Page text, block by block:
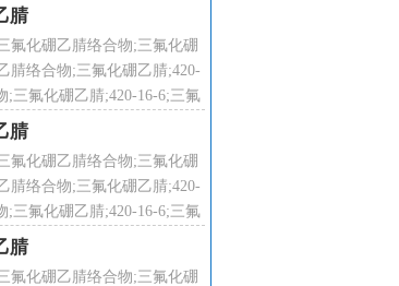
腈
氟化硼乙腈络合物;三氟化硼
腈络合物;三氟化硼乙腈;420-
;三氟化硼乙腈;420-16-6;三氟
腈
氟化硼乙腈络合物;三氟化硼
腈络合物;三氟化硼乙腈;420-
;三氟化硼乙腈;420-16-6;三氟
腈
氟化硼乙腈络合物;三氟化硼